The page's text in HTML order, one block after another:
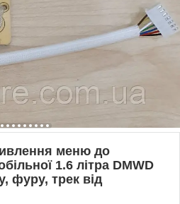
меню до
1.6 літра DMWD
фуру, трек від